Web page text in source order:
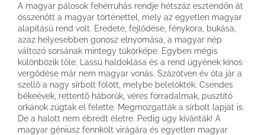
A magyar pálosok fehérruhás rendje hétszáz esztendőn át
összenőtt a magyar történettel, mely az egyetlen magyar
alapítású rend volt. Eredete, fejlődése, fénykora, bukása,
azaz helyesebben gonosz elnyomása, a magyar nép
változó sorsának mintegy tükörképe. Egyben mégis
különbözik tőle. Lassú haldoklása és a rend ügyének kínos
vergődése már nem magyar vonás. Százötven év óta jár a
szellő a nagy sírbolt fölött, melybe belelökték. Csendes
békeévek, rettentő háborúk, véres forradalmak, pusztító
orkánok zúgtak el felette. Megmozgatták a sírbolt lapját is.
De a halott nem ébredt életre. Pedig úgy kívánták! A
magyar géniusz fennkölt virágára és egyetlen magyar